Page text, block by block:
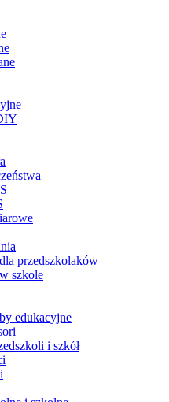
przedszkolaków
szkole
edukacyjne
i szkół